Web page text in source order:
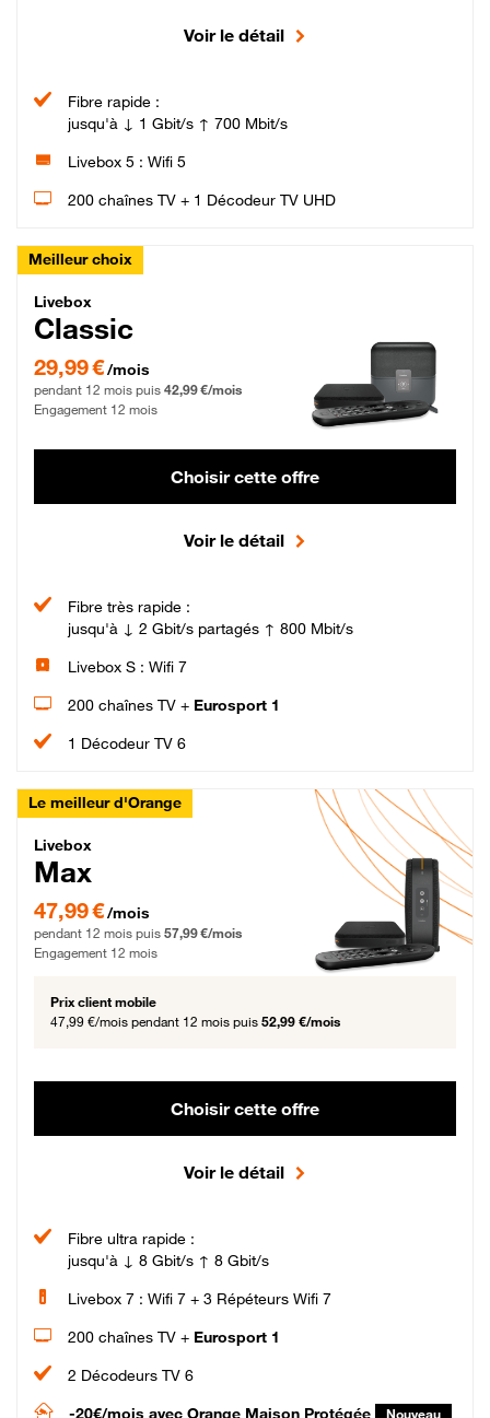
Voir le détail
Fibre rapide :
jusqu'à ↓ 1 Gbit/s ↑ 700 Mbit/s
Livebox 5 : Wifi 5
200 chaînes TV + 1 Décodeur TV UHD
Meilleur choix
Livebox Classic Fibre
Livebox
Classic
29,99 € par mois pendant 12 mois puis 42,99 € par mois, Engagement 12 mois
29,99 €/mois
pendant 12 mois puis 42,99 €/mois
Engagement 12 mois
Choisir cette offre
Voir le détail
Fibre très rapide :
jusqu'à ↓ 2 Gbit/s partagés ↑ 800 Mbit/s
Livebox S : Wifi 7
200 chaînes TV + Eurosport 1
1 Décodeur TV 6
Le meilleur d'Orange
Livebox Max Fibre
Livebox
Max
47,99 € par mois pendant 12 mois puis 57,99 € par mois, Engagement 12 mois
47,99 €/mois
pendant 12 mois puis 57,99 €/mois
Engagement 12 mois
Prix client mobile
47,99 €/mois pendant 12 mois puis 52,99 €/mois
Choisir cette offre
Voir le détail
Fibre ultra rapide :
jusqu'à ↓ 8 Gbit/s ↑ 8 Gbit/s
Livebox 7 : Wifi 7 + 3 Répéteurs Wifi 7
200 chaînes TV + Eurosport 1
2 Décodeurs TV 6
-20€/mois avec Orange Maison Protégée Nouveau